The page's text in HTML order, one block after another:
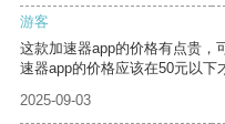
游客
这款加速器app的价格有点贵，
速器app的价格应该在50元以下
2025-09-03